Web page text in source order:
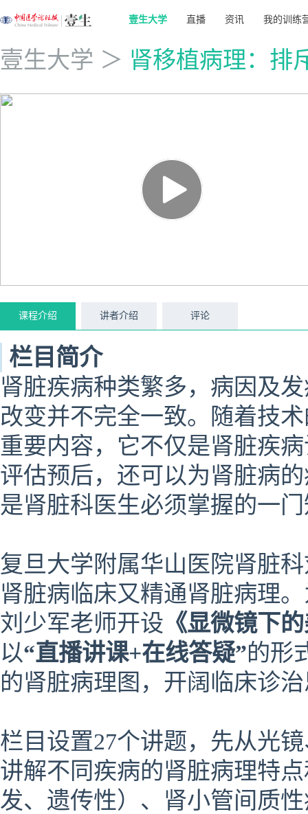
壹生大学 直播 资讯 我的训练
壹生大学 ＞ 肾移植病理：排
课程介绍 讲者介绍 评论
栏目简介
肾脏疾病种类繁多，病因及
改变并不完全一致。随着技
重要内容，它不仅是肾脏疾
评估预后，还可以为肾脏病
是肾脏科医生必须掌握的一
复旦大学附属华山医院肾脏
肾脏病临床又精通肾脏病理
刘少军老师开设 《显微镜下
以“直播讲课+在线答疑”的形
的肾脏病理图，开阔临床诊
栏目设置27个讲题，先从光
讲解不同疾病的肾脏病理特
发、遗传性）、肾小管间质